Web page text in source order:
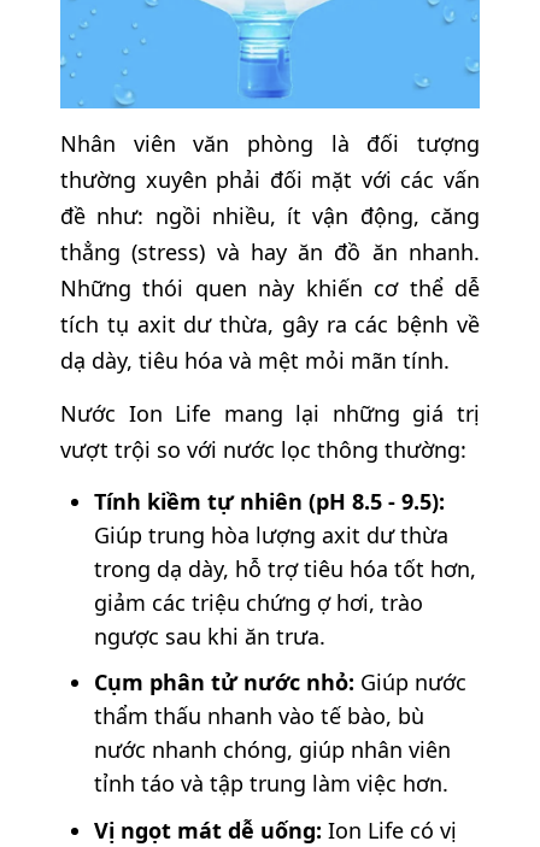
Nhân viên văn phòng là đối tượng
thường xuyên phải đối mặt với các vấn
đề như: ngồi nhiều, ít vận động, căng
thẳng (stress) và hay ăn đồ ăn nhanh.
Những thói quen này khiến cơ thể dễ
tích tụ axit dư thừa, gây ra các bệnh về
dạ dày, tiêu hóa và mệt mỏi mãn tính.
Nước Ion Life mang lại những giá trị
vượt trội so với nước lọc thông thường:
Tính kiềm tự nhiên (pH 8.5 - 9.5):
Giúp trung hòa lượng axit dư thừa
trong dạ dày, hỗ trợ tiêu hóa tốt hơn,
giảm các triệu chứng ợ hơi, trào
ngược sau khi ăn trưa.
Cụm phân tử nước nhỏ: Giúp nước
thẩm thấu nhanh vào tế bào, bù
nước nhanh chóng, giúp nhân viên
tỉnh táo và tập trung làm việc hơn.
Vị ngọt mát dễ uống: Ion Life có vị